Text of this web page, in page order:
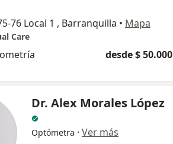
76 Local 1 , Barranquilla • Mapa
Care
desde $ 50.000
Dr. Alex Morales López
Optómetra · Ver más